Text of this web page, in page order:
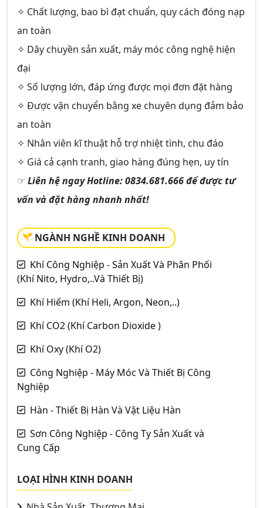
✧ Chất lượng, bao bì đạt chuẩn, quy cách đóng nạp
an toàn
✧ Dây chuyền sản xuất, máy móc công nghệ hiện
đại
✧ Số lượng lớn, đáp ứng được mọi đơn đặt hàng
✧ Được vận chuyển bằng xe chuyên dụng đảm bảo
an toàn
✧ Nhân viên kĩ thuật hỗ trợ nhiệt tình, chu đáo
✧ Giá cả cạnh tranh, giao hàng đúng hẹn, uy tín
☞ Liên hệ ngay Hotline: 0834.681.666 để được tư
vấn và đặt hàng nhanh nhất!
NGÀNH NGHỀ KINH DOANH
Khí Công Nghiệp - Sản Xuất Và Phân Phối
(Khí Nito, Hydro,..Và Thiết Bị)
Khí Hiếm (Khí Heli, Argon, Neon,..)
Khí CO2 (Khí Carbon Dioxide )
Khí Oxy (Khí O2)
Công Nghiệp - Máy Móc Và Thiết Bị Công
Nghiệp
Hàn - Thiết Bị Hàn Và Vật Liệu Hàn
Sơn Công Nghiệp - Công Ty Sản Xuất và
Cung Cấp
LOẠI HÌNH KINH DOANH